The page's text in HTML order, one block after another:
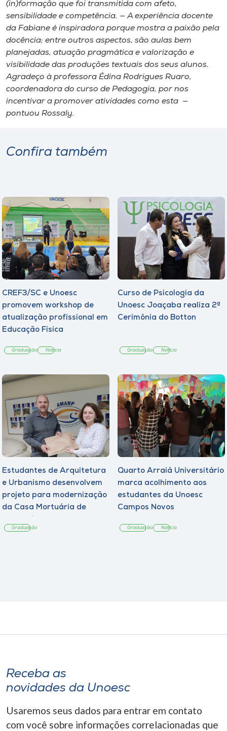
(in)formação que foi transmitida com afeto,
sensibilidade e competência. — A experiência docente
da Fabiane é inspiradora porque mostra a paixão pela
docência; entre outros aspectos, são aulas bem
planejadas, atuação pragmática e valorização e
visibilidade das produções textuais dos seus alunos.
Agradeço à professora Édina Rodrigues Ruaro,
coordenadora do curso de Pedagogia, por nos
incentivar a promover atividades como esta —
pontuou Rossaly.
Confira também
CREF3/SC e Unoesc
promovem workshop de
atualização profissional em
Educação Física
Graduação Notícia
Curso de Psicologia da
Unoesc Joaçaba realiza 2ª
Cerimônia do Botton
Graduação Notícia
Estudantes de Arquitetura
e Urbanismo desenvolvem
projeto para modernização
da Casa Mortuária de
Graduação
Quarto Arraiá Universitário
marca acolhimento aos
estudantes da Unoesc
Campos Novos
Graduação Notícia
Receba as
novidades da Unoesc
Usaremos seus dados para entrar em contato
com você sobre informações correlacionadas que